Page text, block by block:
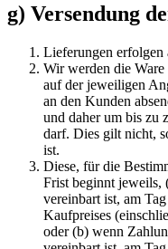
g) Versendung
Lieferungen erfolgen
Wir werden die Ware
auf der jeweiligen
an den Kunden
und daher um bis zu
darf. Dies gilt nicht,
ist.
Diese, für die
Frist beginnt jeweils,
vereinbart ist, am
Kaufpreises
oder (b) wenn